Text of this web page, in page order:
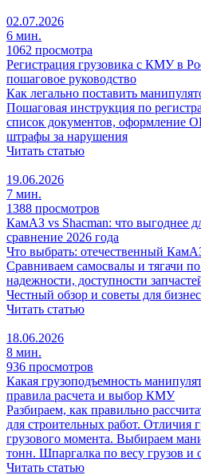
02.07.2026
6 мин.
1062 просмотра
Регистрация грузовика с КМУ в
пошаговое руководство
Как легально поставить
Пошаговая инструкция по
список документов,
штрафы за нарушения
Читать статью
19.06.2026
7 мин.
1388 просмотров
КамАЗ vs Shacman: что выгоднее
сравнение 2026 года
Что выбрать: отечественный
Сравниваем самосвалы и тягачи
надежности, доступности
Честный обзор и советы для
Читать статью
18.06.2026
8 мин.
936 просмотров
Какая грузоподъемность
правила расчета и выбор КМУ
Разбираем, как правильно
для строительных работ. Отличия
грузового момента. Выбираем
тонн. Шпаргалка по весу грузов и
Читать статью